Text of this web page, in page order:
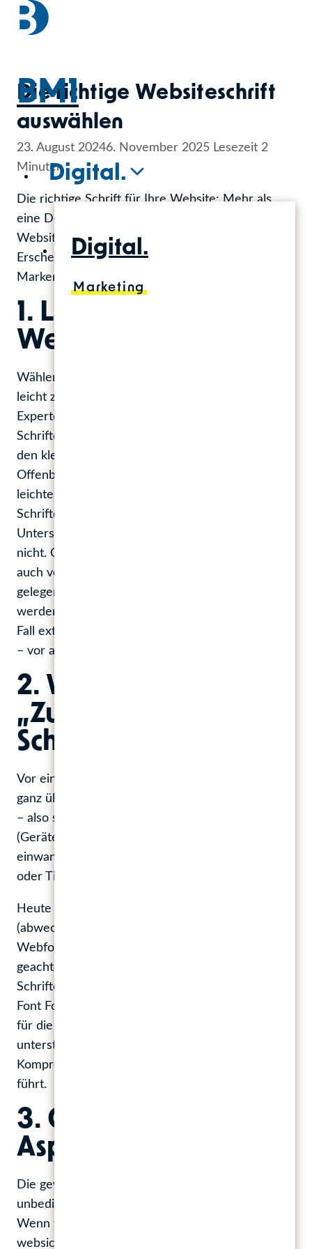
Zum
Inhalt
BM1
Digital.
Digital.
Marketing
Die richtige Websiteschrift
auswählen
23. August 20246. November 2025 Lesezeit 2
Minuten
Die richtige Schrift für Ihre Website: Mehr als
eine Designfrage! Die Schrift, die Sie für Ihre
Website wählen, beeinflusst nicht nur das
Erscheinungsbild, sondern auch Funktionalität und
Markenwahrnehmung.
1. Lesbarkeit der
Websiteschrift
Wählen Sie Schriftarten, die auf Bildschirmen
leicht zu lesen sind. Noch streiten sich die
Experten zwar, ob das nun eher serifenlose
Schriften oder Serifenschriften (das sind die mit
den kleinen „Füßchen“ an den Buchstaben) sind.
Offenbar haben serifenlose Schriften zwar ganz
leichte Vorteile bei sehr kleinen
Schriftdarstellungen – aber groß ist der
Unterschied den letzten Untersuchungen zufolge
nicht. Oft wird das Lesbarkeitsargument offenbar
auch vorgeschoben, weil Serifenschriften
gelegentlich als etwas altmodischer eingestuft
werden. Nicht wählen sollten Sie aber in jedem
Fall extrem „geschnittene“ und verzierte Schriften
– vor allem nicht für Mengentexte.
2. Websicherheit und
„Zugänglichkeit“ der
Schrift
Vor einigen Jahren noch wurden für Websites
ganz überwiegend „websichere“ Schriften gewählt
– also solche, die auf den meistens Devices
(Geräten) vorinstalliert sind und deshalb
einwandfrei dargestellt werden. Zum Beispiel Arial
oder Times New Roman.
Heute werden aber auch oft
(abwechslungsreichere) Schriften namhafter
Webfont-Anbieter verwendet. Wobei dann darauf
geachtet werden sollte, dass es idealerweise
Schriften sind, die im WOFF-Format (Web Open
Font Format) vorliegen. Dieses Format ist speziell
für die Verwendung im Web optimiert und
unterstützt eine bessere Textdarstellung und
Kompression, was z. B. zu schnelleren Ladezeiten
führt.
3. Corporate Design-
Aspekte der Schrift
Die gewählte Webschrift sollte idealerweise
unbedingt zu Ihrem Corporate Design passen.
Wenn für die Website im CD-Handbuch keine
websichere Schrift definiert ist, kann in den